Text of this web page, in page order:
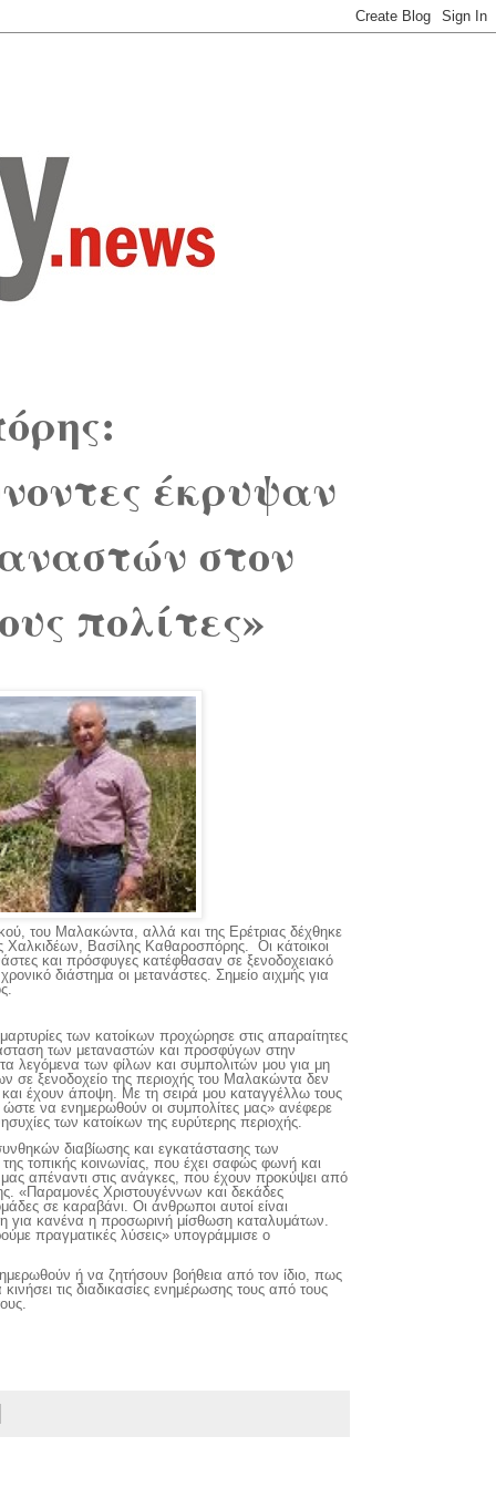
έκρυψαν
στον
πολίτες»
του Μαλακώντα, αλλά και της Ερέτριας δέχθηκε
Βασίλης Καθαροσπόρης. Οι κάτοικοι
και πρόσφυγες κατέφθασαν σε ξενοδοχειακό
διάστημα οι μετανάστες. Σημείο αιχμής για
των κατοίκων προχώρησε στις απαραίτητες
των μεταναστών και προσφύγων στην
λεγόμενα των φίλων και συμπολιτών μου για μη
σε ξενοδοχείο της περιοχής του Μαλακώντα δεν
και έχουν άποψη. Με τη σειρά μου καταγγέλλω τους
ώστε να ενημερωθούν οι συμπολίτες μας» ανέφερε
των κατοίκων της ευρύτερης περιοχής.
διαβίωσης και εγκατάστασης των
τοπικής κοινωνίας, που έχει σαφώς φωνή και
απέναντι στις ανάγκες, που έχουν προκύψει από
«Παραμονές Χριστουγέννων και δεκάδες
σε καραβάνι. Οι άνθρωποι αυτοί είναι
για κανένα η προσωρινή μίσθωση καταλυμάτων.
πραγματικές λύσεις» υπογράμμισε ο
ή να ζητήσουν βοήθεια από τον ίδιο, πως
τις διαδικασίες ενημέρωσης τους από τους